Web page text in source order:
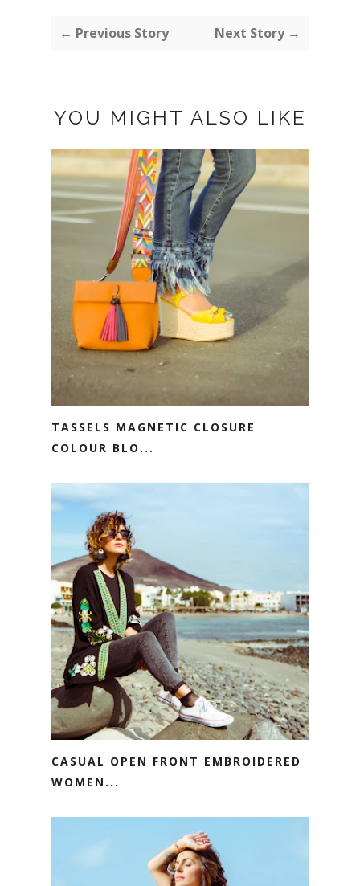
← Previous Story Next Story →
YOU MIGHT ALSO LIKE
TASSELS MAGNETIC CLOSURE
COLOUR BLO...
CASUAL OPEN FRONT EMBROIDERED
WOMEN...